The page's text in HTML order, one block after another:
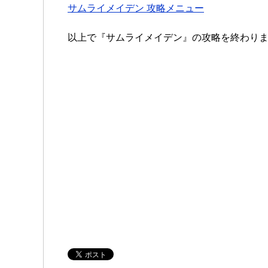
サムライメイデン 攻略メニュー
以上で『サムライメイデン』の攻略を終わり